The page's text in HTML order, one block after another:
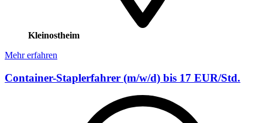
Kleinostheim
Mehr erfahren
Container-Staplerfahrer (m/w/d) bis 17 EUR/Std.